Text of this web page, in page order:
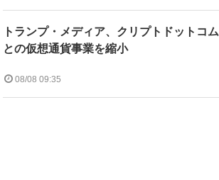
トランプ・メディア、クリプトドットコム
との仮想通貨事業を縮小
08/08 09:35